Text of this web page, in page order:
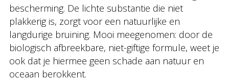
bescherming. De lichte substantie die niet
plakkerig is, zorgt voor een natuurlijke en
langdurige bruining. Mooi meegenomen: door de
biologisch afbreekbare, niet-giftige formule, weet je
ook dat je hiermee geen schade aan natuur en
oceaan berokkent.